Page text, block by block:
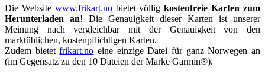
Die Website www.frikart.nobietet völligkostenfreie Karten zum
Herunterladen an! Die Genauigkeit dieser Karten ist unserer
Meinung nach vergleichbar mit der Genauigkeit von den
marktüblichen, kostenpflichtigen Karten.
Zudem bietetfrikart.no eine einzige Datei für ganz Norwegen an
(im Gegensatz zu den 10 Dateien der Marke Garmin®).